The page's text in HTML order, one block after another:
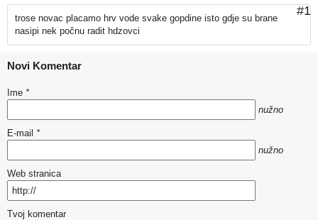
#1
trose novac placamo hrv vode svake gopdine isto gdje su brane
nasipi nek počnu radit hdzovci
Novi Komentar
Ime *
nužno
E-mail *
nužno
Web stranica
Tvoj komentar